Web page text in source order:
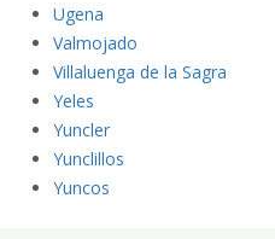
Ugena
Valmojado
Villaluenga de la Sagra
Yeles
Yuncler
Yunclillos
Yuncos